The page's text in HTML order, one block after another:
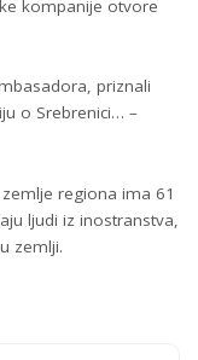
kompanije otvore
priznali
o Srebrenici… –
regiona ima 61
ljudi iz inostranstva,
zemlji.